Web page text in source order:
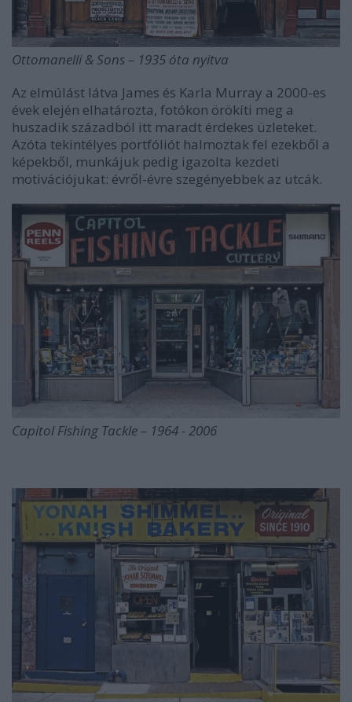
Ottomanelli & Sons – 1935 óta nyitva
Az elmúlást látva James és Karla Murray a 2000-es
évek elején elhatározta, fotókon örökíti meg a
huszadik századból itt maradt érdekes üzleteket.
Azóta tekintélyes portfóliót halmoztak fel ezekből a
képekből, munkájuk pedig igazolta kezdeti
motivációjukat: évről-évre szegényebbek az utcák.
Capitol Fishing Tackle – 1964 - 2006